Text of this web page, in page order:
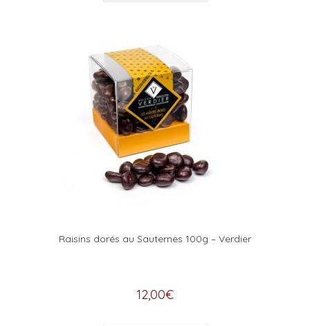
Raisins dorés au Sauternes 100g – Verdier
12,00€